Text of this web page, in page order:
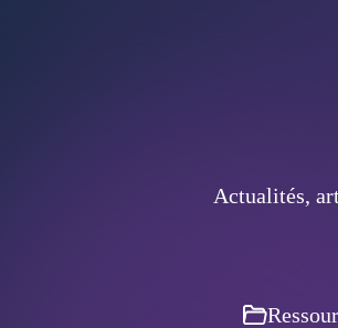
Actualités,